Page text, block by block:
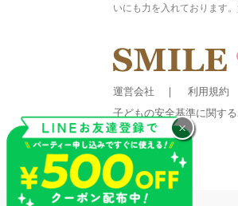
いにも力を入れております
運営会社 利用規約
子どもの安全基準に関す
×